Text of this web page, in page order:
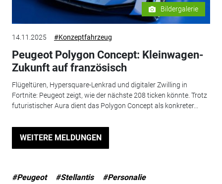
Bildergalerie
14.11.2025 #Konzeptfahrzeug
Peugeot Polygon Concept: Kleinwagen-
Zukunft auf französisch
Flügeltüren, Hypersquare-Lenkrad und digitaler Zwilling in
Fortnite: Peugeot zeigt, wie der nächste 208 ticken könnte. Trotz
futuristischer Aura dient das Polygon Concept als konkreter...
WEITERE MELDUNGEN
#Peugeot #Stellantis #Personalie